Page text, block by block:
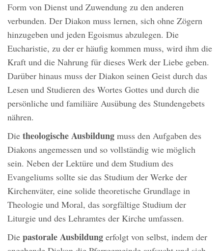
Form von Dienst und Zuwendung zu den anderen
verbunden. Der Diakon muss lernen, sich ohne Zögern
hinzugeben und jeden Egoismus abzulegen. Die
Eucharistie, zu der er häufig kommen muss, wird ihm die
Kraft und die Nahrung für dieses Werk der Liebe geben.
Darüber hinaus muss der Diakon seinen Geist durch das
Lesen und Studieren des Wortes Gottes und durch die
persönliche und familiäre Ausübung des Stundengebets
nähren.
Die theologische Ausbildung muss den Aufgaben des
Diakons angemessen und so vollständig wie möglich
sein. Neben der Lektüre und dem Studium des
Evangeliums sollte sie das Studium der Werke der
Kirchenväter, eine solide theoretische Grundlage in
Theologie und Moral, das sorgfältige Studium der
Liturgie und des Lehramtes der Kirche umfassen.
Die pastorale Ausbildung erfolgt von selbst, indem der